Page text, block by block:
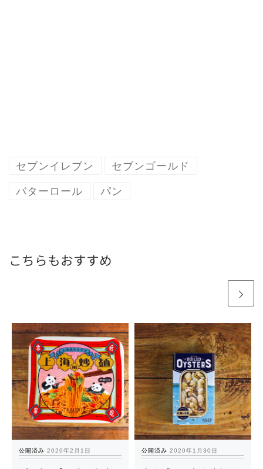
セブンイレブン セブンゴールド
バターロール パン
こちらもおすすめ
公開済み 2020年2月1日 公開済み 2020年1月30日